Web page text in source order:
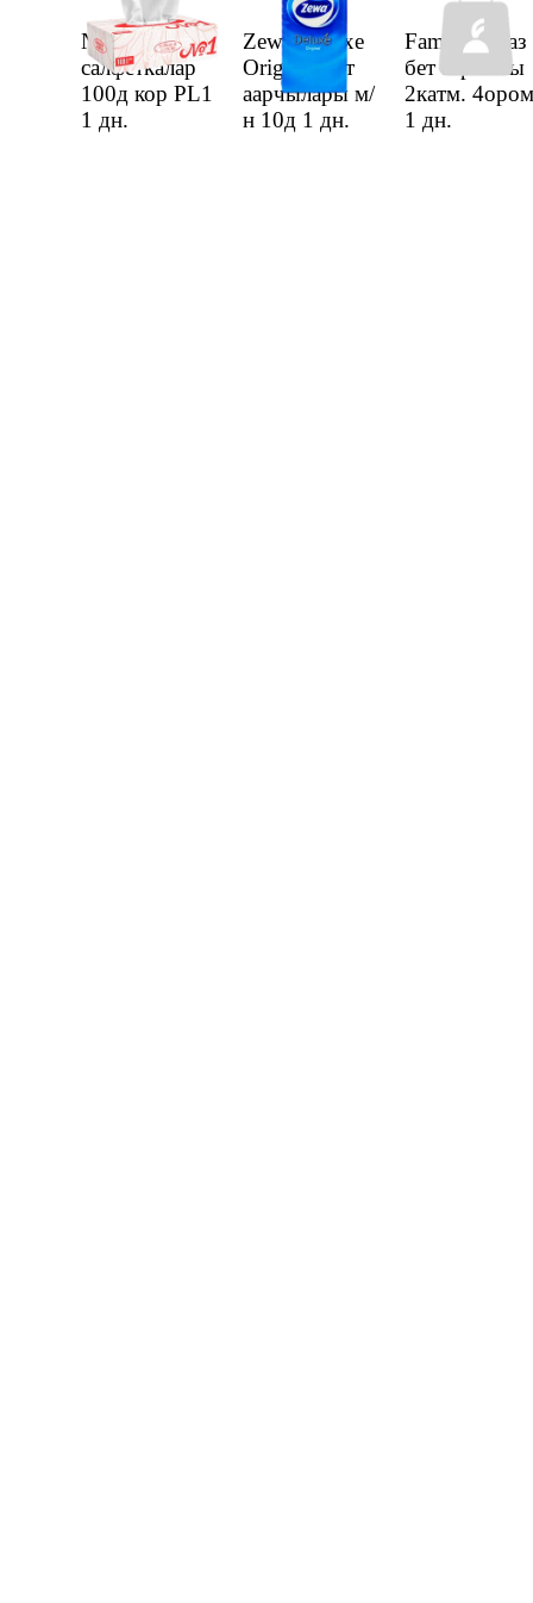
№1
салфеткалар
100д кор PL1
1 дн.
Zewa Deluxe
Original бет
аарчылары м/
н 10д 1 дн.
Familia кагаз
бет аарчысы
2катм. 4ором
1 дн.